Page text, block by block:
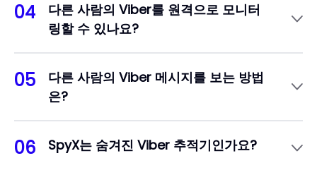
실시간으로 채팅, 위치, 통화 기록을 은밀하게 모니
터링할 수 있습니다.
04
다른 사람의 Viber를 원격으로 모니터
링할 수 있나요?
에 로그인하면 대상의 Viber 메시지를 모두 확인할
수 있습니다.
05
다른 사람의 Viber 메시지를 보는 방법
은?
른 사람의 Viber 메시지를 확인하는 가장 안전한 방
06 SpyX는 숨겨진 Viber 추적기인가요?